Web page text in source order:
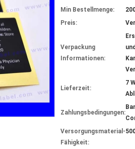
Min Bestellmenge:
Preis:
Verpackung
Informationen:
Lieferzeit:
7
Zahlungsbedingungen:
Versorgungsmaterial-
Fähigkeit: